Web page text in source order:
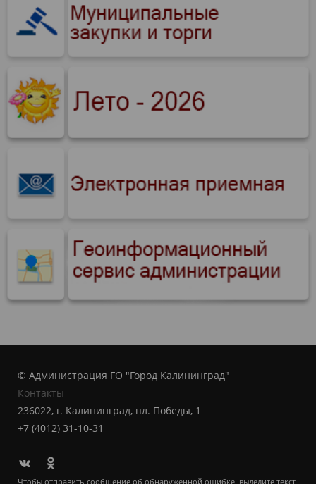
© Администрация ГО "Город Калининград"
Контакты
236022, г. Калининград, пл. Победы, 1
+7 (4012) 31-10-31
Чтобы отправить сообщение об обнаруженной ошибке, выделите текст